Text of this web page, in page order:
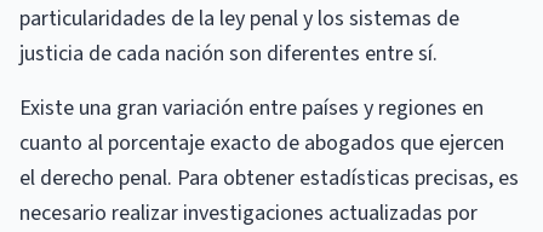
particularidades de la ley penal y los sistemas de
justicia de cada nación son diferentes entre sí.
Existe una gran variación entre países y regiones en
cuanto al porcentaje exacto de abogados que ejercen
el derecho penal. Para obtener estadísticas precisas, es
necesario realizar investigaciones actualizadas por